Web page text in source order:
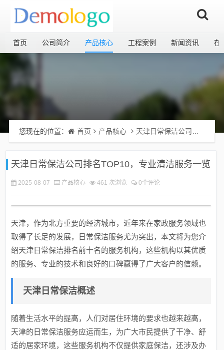
首页 公司简介 产品核心 工程案例 新闻资讯 在
您现在的位置： 首页 产品核心 天津日常保洁公司排名TOP10，专业清洁服务一览
天津日常保洁公司排名TOP10，专业清洁服务一览
2025-08-07 产品核心 461 次浏览 0个评论
天津，作为北方重要的经济城市，近年来在家政服务领域也
取得了长足的发展，日常保洁服务尤为突出，本文将为您介
绍天津日常保洁排名前十名的服务机构，这些机构以其优质
的服务、专业的技术和良好的口碑赢得了广大客户的信赖。
天津日常保洁概述
随着生活水平的提高，人们对居住环境的要求也越来越高，
天津的日常保洁服务应运而生，为广大市民提供了干净、舒
适的居家环境，这些服务机构不仅提供家庭保洁，还涉及办